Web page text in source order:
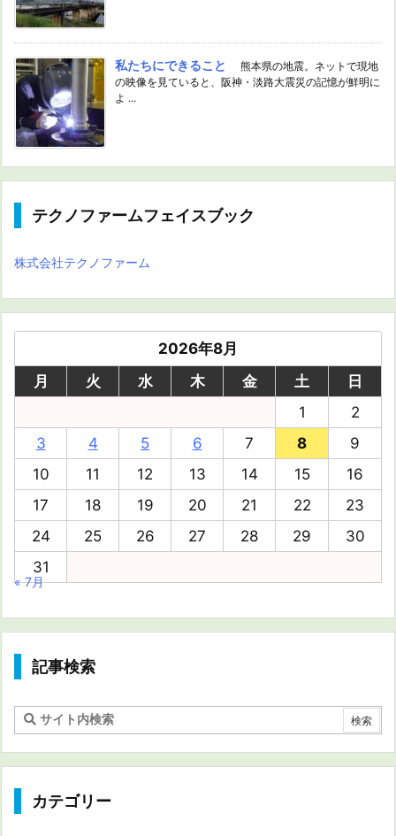
私たちにできること
熊本県の地震。ネットで現地
の映像を見ていると、阪神・淡路大震災の記憶が鮮明に
よ ...
テクノファームフェイスブック
株式会社テクノファーム
2026年8月
月
火 水 木 金 土
日
1
2
3
4 5 6 7 8
9
10
11 12 13 14 15
16
17
18 19 20 21 22
23
24
25 26 27 28 29
30
31
« 7月
記事検索
カテゴリー